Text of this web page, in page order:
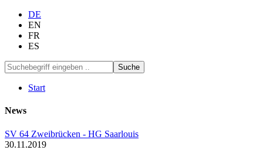
DE
EN
FR
ES
Suche
Start
News
SV 64 Zweibrücken - HG Saarlouis
30.11.2019